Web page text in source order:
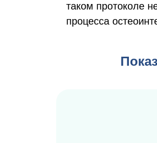
таком протоколе
процесса